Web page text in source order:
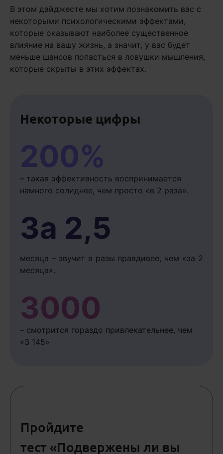
В этом дайджесте мы хотим познакомить вас с
некоторыми психологическими эффектами,
которые оказывают наиболее существенное
влияние на вашу жизнь, а значит, у вас будет
меньше шансов попасться в ловушки мышления,
которые скрыты в этих эффектах.
Некоторые цифры
200%
– такая эффективность воспринимается
намного солиднее, чем просто «в 2 раза».
За 2,5
месяца – звучит в разы правдивее, чем «за 2
месяца».
3000
– смотрится гораздо привлекательнее, чем
«3 145»
Пройдите
тест «Подвержены ли вы